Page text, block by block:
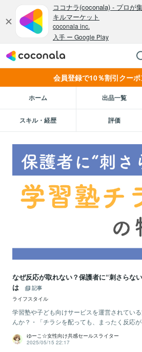
会員登録で10％割引クーポ
ホーム 出品一覧
スキル・経歴 評価
なぜ反応が取れない？保護者に“刺さらな
は
記事
ライフスタイル
学習塾や子ども向けサービスを運営されてい
んか？・「チラシを配っても、まったく反応
ゆーこ☆女性向け共感セールスライター
2025/05/15 22:17